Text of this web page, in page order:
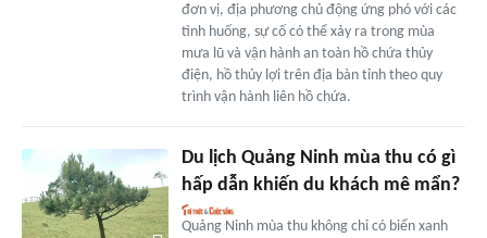
đơn vị, địa phương chủ động ứng phó với các
tình huống, sự cố có thể xảy ra trong mùa
mưa lũ và vận hành an toàn hồ chứa thủy
điện, hồ thủy lợi trên địa bàn tỉnh theo quy
trình vận hành liên hồ chứa.
Du lịch Quảng Ninh mùa thu có gì
hấp dẫn khiến du khách mê mẩn?
Quảng Ninh mùa thu không chỉ có biển xanh